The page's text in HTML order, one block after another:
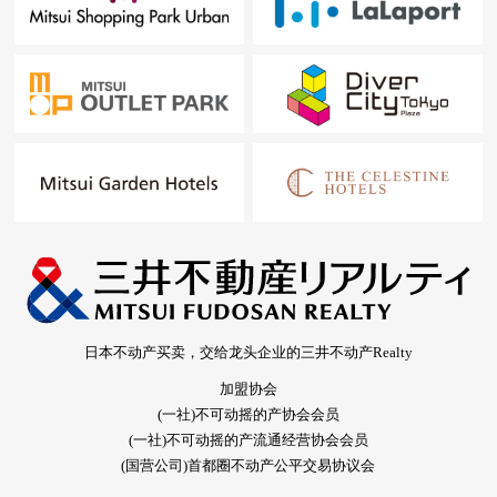
日本不动产买卖，交给龙头企业的三井不动产Realty
加盟协会
(一社)不可动摇的产协会会员
(一社)不可动摇的产流通经营协会会员
(国营公司)首都圈不动产公平交易协议会